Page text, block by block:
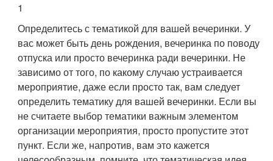
1
Определитесь с тематикой для вашей вечеринки. У
вас может быть день рождения, вечеринка по поводу
отпуска или просто вечеринка ради вечеринки. Не
зависимо от того, по какому случаю устраивается
мероприятие, даже если просто так, вам следует
определить тематику для вашей вечеринки. Если вы
не считаете выбор тематики важным элементом
организации мероприятия, просто пропустите этот
пункт. Если же, напротив, вам это кажется